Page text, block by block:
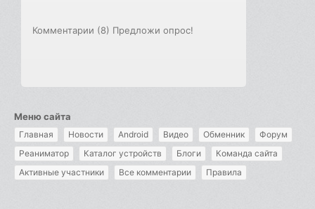
Комментарии (8) Предложи опрос!
Меню сайта
Главная Новости Android Видео Обменник
Форум
Реаниматор
Каталог устройств Блоги
Команда сайта
Активные участники
Все комментарии Правила